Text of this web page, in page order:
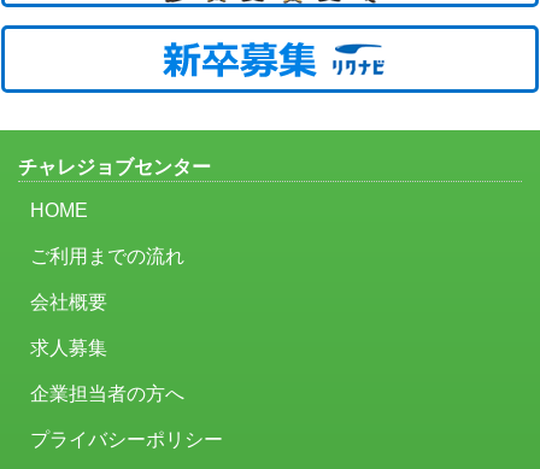
チャレジョブセンター
HOME
ご利用までの流れ
会社概要
求人募集
企業担当者の方へ
プライバシーポリシー